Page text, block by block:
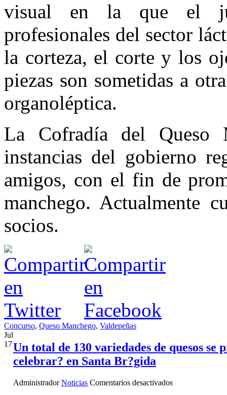
visual en la que el
profesionales del sector
la corteza, el corte y los
piezas son sometidas a
organoléptica.
La Cofradía del Queso
instancias del gobierno
amigos, con el fin de
manchego. Actualmente
socios.
Concurso, Queso Manchego, Valdepeñas
Jul
17Un total de 130 variedades de quesos
celebrar? en Santa Br?gida
Administrador Noticias Comentarios desactivadosen